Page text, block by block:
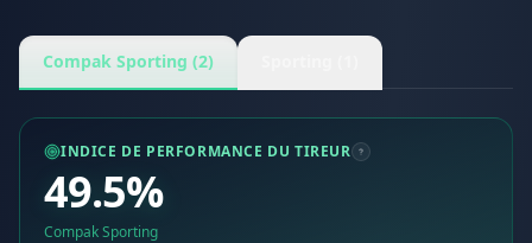
Compak Sporting (2)
INDICE DE PERFORMANCE DU TIREUR
49.5%
Compak Sporting